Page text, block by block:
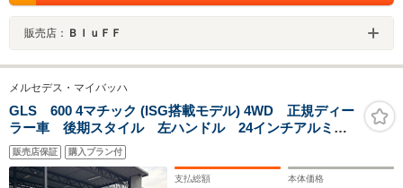
販売店： ＢｌｕＦＦ
メルセデス・マイバッハ
GLS 600 4マチック (ISG搭載モデル) 4WD 正規ディー
ラー車 後期スタイル 左ハンドル 24インチアルミホ
イール(純正空気圧センサー入り)ロワリング クリスタル
ホワイトレザー 冷蔵庫 新車取説 保証書 スペアキ
ー有
販売店保証 購入プラン付
支払総額 本体価格